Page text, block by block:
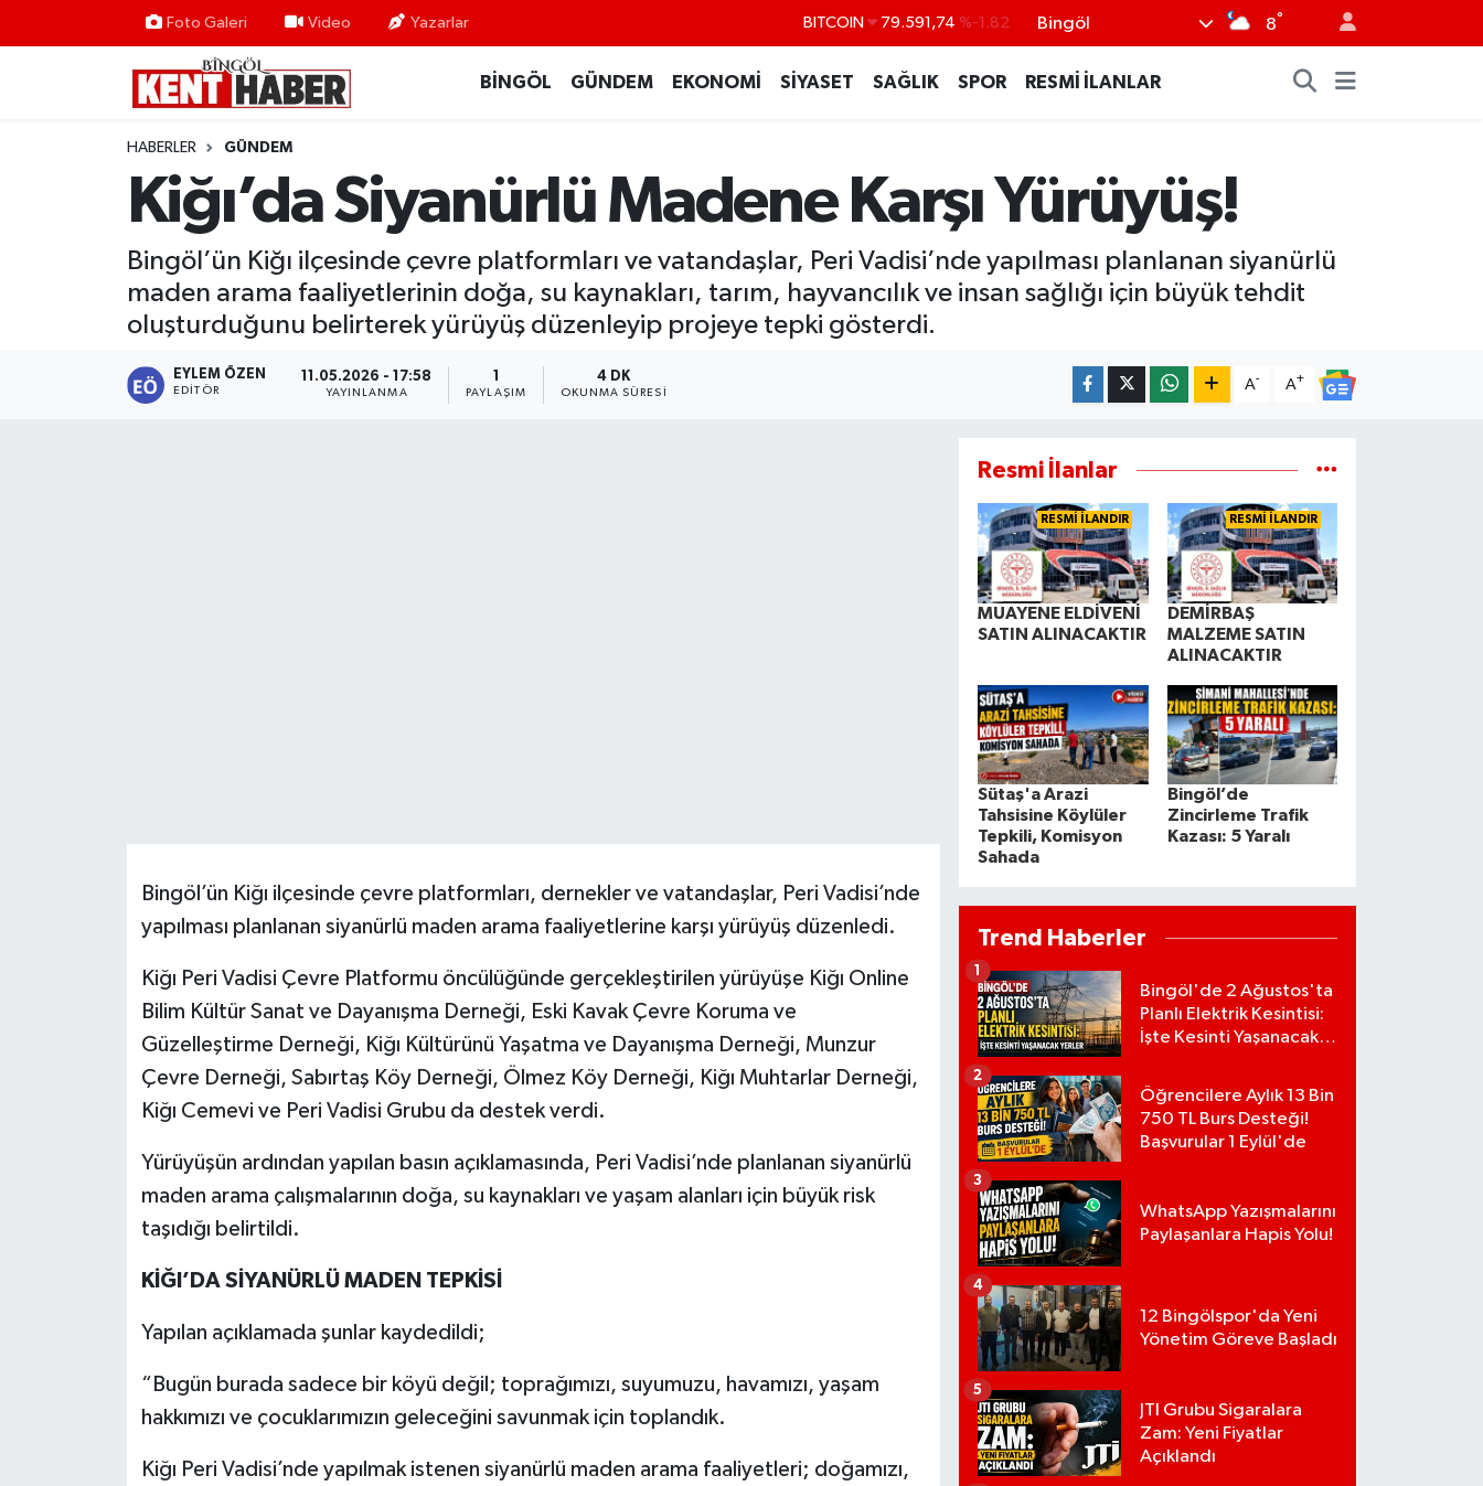
Foto Galeri Video Yazarlar DOLAR 45,43620 %0.02
BİST100 %0
BITCOIN 79.591,74 %-1.82
Bingöl 8°
BİNGÖL GÜNDEM EKONOMİ SİYASET SAĞLIK SPOR RESMİ İLANLAR
HABERLER GÜNDEM
Kiğı’da Siyanürlü Madene Karşı Yürüyüş!
Bingöl’ün Kiğı ilçesinde çevre platformları ve vatandaşlar, Peri Vadisi’nde yapılması planlanan siyanürlü
maden arama faaliyetlerinin doğa, su kaynakları, tarım, hayvancılık ve insan sağlığı için büyük tehdit
oluşturduğunu belirterek yürüyüş düzenleyip projeye tepki gösterdi.
EYLEM ÖZEN
EDITÖR
11.05.2026 - 17:58
YAYINLANMA PAYLAŞIM
4 DK
OKUNMA SÜRESI
A- A+
Bingöl’ün Kiğı ilçesinde çevre platformları, dernekler ve vatandaşlar, Peri Vadisi’nde
yapılması planlanan siyanürlü maden arama faaliyetlerine karşı yürüyüş düzenledi.
Kiğı Peri Vadisi Çevre Platformu öncülüğünde gerçekleştirilen yürüyüşe Kiğı Online
Bilim Kültür Sanat ve Dayanışma Derneği, Eski Kavak Çevre Koruma ve
Güzelleştirme Derneği, Kiğı Kültürünü Yaşatma ve Dayanışma Derneği, Munzur
Çevre Derneği, Sabırtaş Köy Derneği, Ölmez Köy Derneği, Kiğı Muhtarlar Derneği,
Kiğı Cemevi ve Peri Vadisi Grubu da destek verdi.
Yürüyüşün ardından yapılan basın açıklamasında, Peri Vadisi’nde planlanan siyanürlü
maden arama çalışmalarının doğa, su kaynakları ve yaşam alanları için büyük risk
taşıdığı belirtildi.
KİĞI’DA SİYANÜRLÜ MADEN TEPKİSİ
Yapılan açıklamada şunlar kaydedildi;
“Bugün burada sadece bir köyü değil; toprağımızı, suyumuzu, havamızı, yaşam
hakkımızı ve çocuklarımızın geleceğini savunmak için toplandık.
Kiğı Peri Vadisi’nde yapılmak istenen siyanürlü maden arama faaliyetleri; doğamızı,
Resmi İlanlar
RESMİ İLANDIR
MUAYENE ELDİVENİ
SATIN ALINACAKTIR
RESMİ İLANDIR
DEMİRBAŞ
MALZEME SATIN
ALINACAKTIR
Sütaş'a Arazi
Tahsisine Köylüler
Tepkili, Komisyon
Sahada
Bingöl’de
Zincirleme Trafik
Kazası: 5 Yaralı
Trend Haberler
Bingöl'de 2 Ağustos'ta
Planlı Elektrik Kesintisi:
İşte Kesinti Yaşanacak
1
Öğrencilere Aylık 13 Bin
750 TL Burs Desteği!
Başvurular 1 Eylül'de
2
WhatsApp Yazışmalarını
Paylaşanlara Hapis Yolu!
3
12 Bingölspor'da Yeni
Yönetim Göreve Başladı
4
JTI Grubu Sigaralara
Zam: Yeni Fiyatlar
Açıklandı
5
BİLİM-TEKNOLOJİ
YAYLADERE
Bingöl Nöbetçi Eczaneler
Bingöl Hava Durumu
Bingöl Namaz Vakitleri
Bingöl Trafik Yoğunluk Haritası
Süper Lig Puan Durumu ve Fikstür
Tüm Manşetler